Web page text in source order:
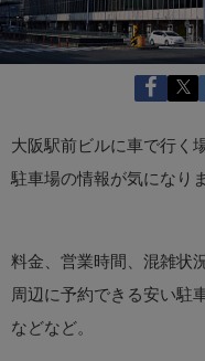
大阪駅前ビルに車で行く
駐車場の情報が気になり
料金、営業時間、混雑状況
周辺に予約できる安い駐
などなど。